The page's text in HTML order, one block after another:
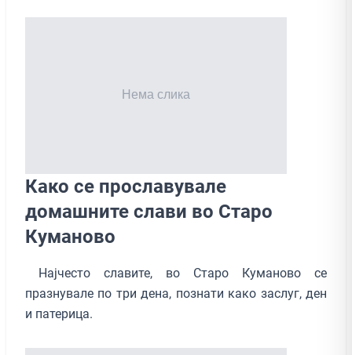
Како се прославувале
домашните слави во Старо
Куманово
Најчесто славите, во Старо Куманово се
празнувале по три дена, познати како заслуг, ден
и патерица.